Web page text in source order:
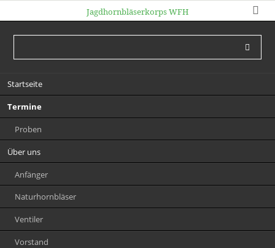
Jagdhornbläserkorps WFH
Navigation
überspringen
Startseite
Termine
Proben
Über uns
Anfänger
Naturhornbläser
Ventiler
Vorstand